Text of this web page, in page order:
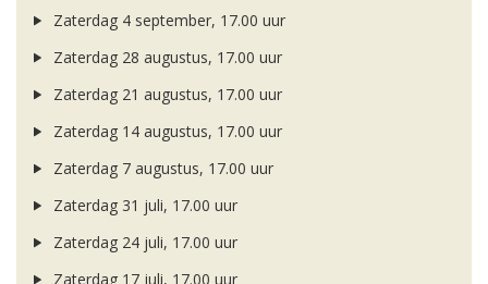
Zaterdag 4 september, 17.00 uur
Zaterdag 28 augustus, 17.00 uur
Zaterdag 21 augustus, 17.00 uur
Zaterdag 14 augustus, 17.00 uur
Zaterdag 7 augustus, 17.00 uur
Zaterdag 31 juli, 17.00 uur
Zaterdag 24 juli, 17.00 uur
Zaterdag 17 juli, 17.00 uur